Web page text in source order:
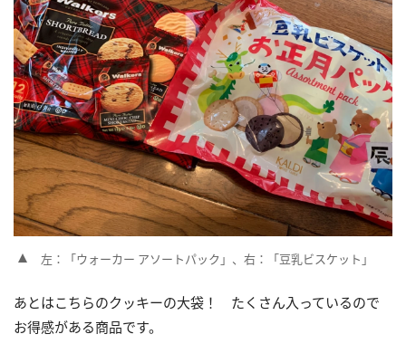
左：「ウォーカー アソートパック」、右：「豆乳ビスケット」
あとはこちらのクッキーの大袋！ たくさん入っているので
お得感がある商品です。